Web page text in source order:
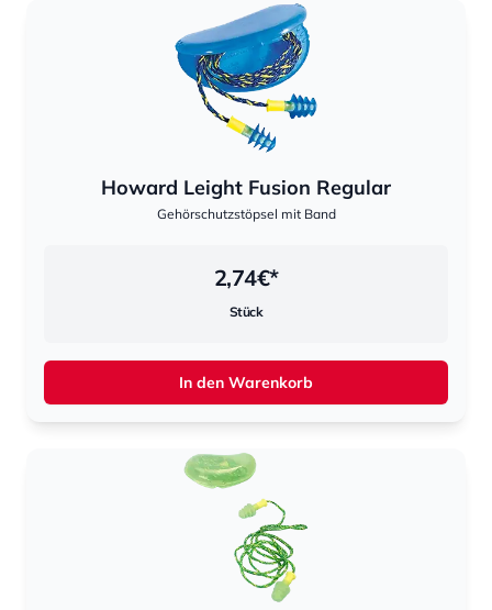
Howard Leight Fusion Regular
Gehörschutzstöpsel mit Band
2,74€*
Stück
In den Warenkorb